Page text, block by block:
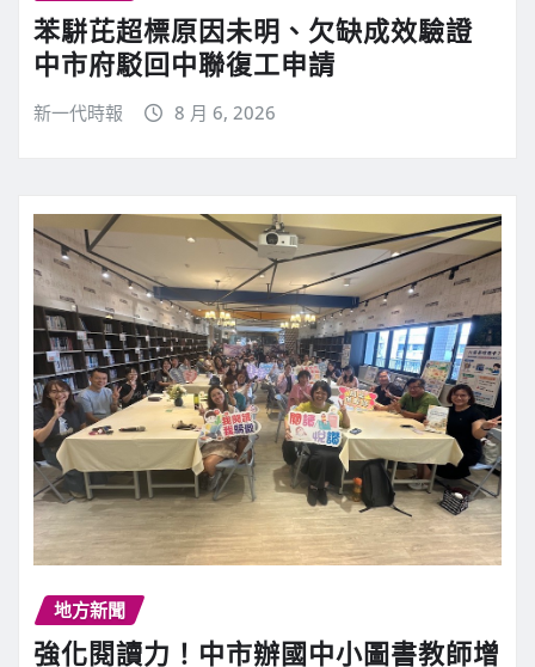
苯駢芘超標原因未明、欠缺成效驗證
中市府駁回中聯復工申請
新一代時報 8 月 6, 2026
地方新聞
強化閱讀力！中市辦國中小圖書教師增